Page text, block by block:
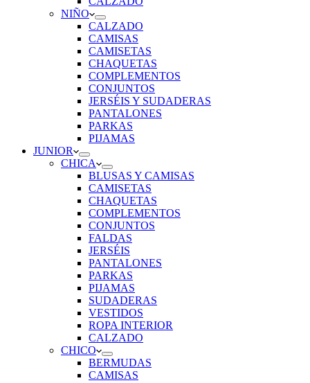
NIÑO
CALZADO
CAMISAS
CAMISETAS
CHAQUETAS
COMPLEMENTOS
CONJUNTOS
JERSÉIS Y SUDADERAS
PANTALONES
PARKAS
PIJAMAS
JUNIOR
CHICA
BLUSAS Y CAMISAS
CAMISETAS
CHAQUETAS
COMPLEMENTOS
CONJUNTOS
FALDAS
JERSÉIS
PANTALONES
PARKAS
PIJAMAS
SUDADERAS
VESTIDOS
ROPA INTERIOR
CALZADO
CHICO
BERMUDAS
CAMISAS